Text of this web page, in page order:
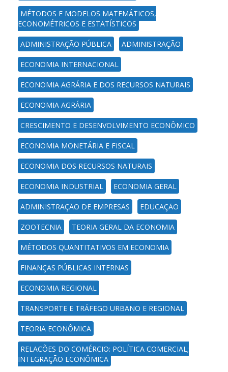
MÉTODOS E MODELOS MATEMÁTICOS,
ECONOMÉTRICOS E ESTATÍSTICOS
ADMINISTRAÇÃO PÚBLICA ADMINISTRAÇÃO
ECONOMIA INTERNACIONAL
ECONOMIA AGRÁRIA E DOS RECURSOS NATURAIS
ECONOMIA AGRÁRIA
CRESCIMENTO E DESENVOLVIMENTO ECONÔMICO
ECONOMIA MONETÁRIA E FISCAL
ECONOMIA DOS RECURSOS NATURAIS
ECONOMIA INDUSTRIAL ECONOMIA GERAL
ADMINISTRAÇÃO DE EMPRESAS EDUCAÇÃO
ZOOTECNIA TEORIA GERAL DA ECONOMIA
MÉTODOS QUANTITATIVOS EM ECONOMIA
FINANÇAS PÚBLICAS INTERNAS
ECONOMIA REGIONAL
TRANSPORTE E TRÁFEGO URBANO E REGIONAL
TEORIA ECONÔMICA
RELAÇÕES DO COMÉRCIO; POLÍTICA COMERCIAL;
INTEGRAÇÃO ECONÔMICA